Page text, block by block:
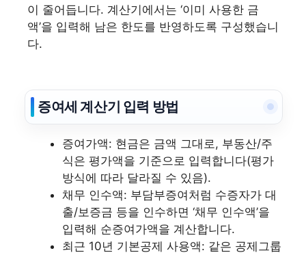
이 줄어듭니다. 계산기에서는 ‘이미 사용한 금
액’을 입력해 남은 한도를 반영하도록 구성했습니
다.
증여세 계산기 입력 방법
증여가액: 현금은 금액 그대로, 부동산/주
식은 평가액을 기준으로 입력합니다(평가
방식에 따라 달라질 수 있음).
채무 인수액: 부담부증여처럼 수증자가 대
출/보증금 등을 인수하면 ‘채무 인수액’을
입력해 순증여가액을 계산합니다.
최근 10년 기본공제 사용액: 같은 공제그룹